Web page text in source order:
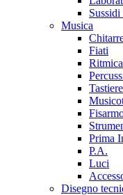
Musica
Fiati
Tastiere
Prima
P.A.
Luci
Disegno